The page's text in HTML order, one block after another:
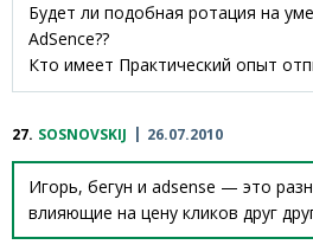
Будет ли подобная ротация на
AdSence??
Кто имеет Практический опыт
27. SOSNOVSKIJ 26.07.2010
Игорь, бегун и adsense — это
влияющие на цену кликов друг